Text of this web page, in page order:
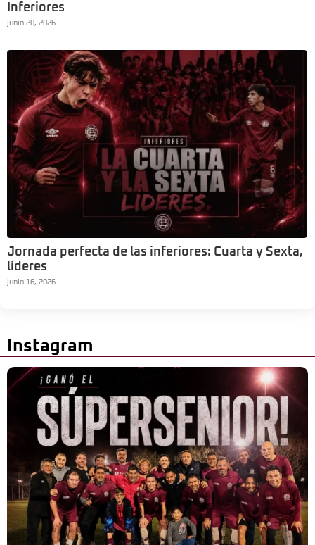
Inferiores
junio 20, 2026
Jornada perfecta de las inferiores: Cuarta y Sexta,
líderes
junio 16, 2026
Instagram